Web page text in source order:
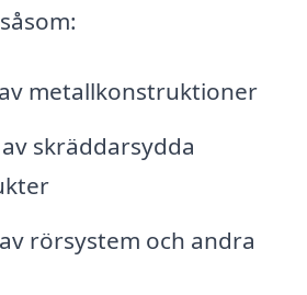
metallkonstruktioner
skräddarsydda
rörsystem och andra